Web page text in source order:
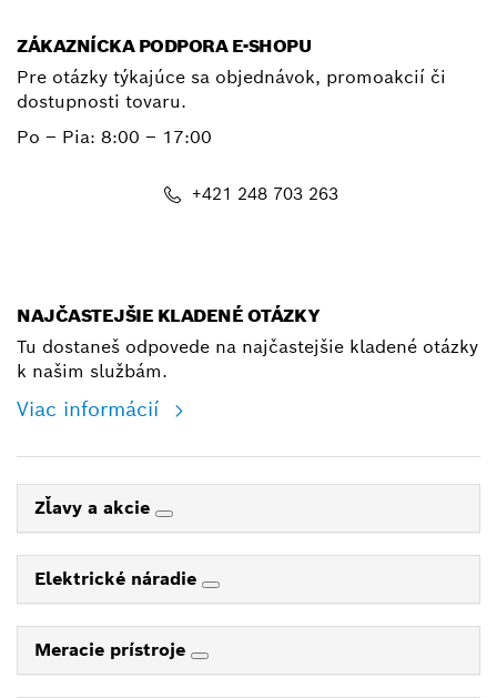
ZÁKAZNÍCKA PODPORA E-SHOPU
Pre otázky týkajúce sa objednávok, promoakcií či
dostupnosti tovaru.
Po – Pia: 8:00 – 17:00
+421 248 703 263
NAJČASTEJŠIE KLADENÉ OTÁZKY
Tu dostaneš odpovede na najčastejšie kladené otázky
k našim službám.
Viac informácií
Zľavy a akcie
Elektrické náradie
Meracie prístroje